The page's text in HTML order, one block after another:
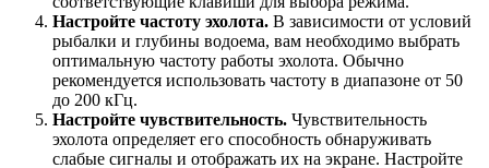
Настройте частоту эхолота. В зависимости от условий
рыбалки и глубины водоема, вам необходимо выбрать
оптимальную частоту работы эхолота. Обычно
рекомендуется использовать частоту в диапазоне от 50
до 200 кГц.
Настройте чувствительность. Чувствительность
эхолота определяет его способность обнаруживать
слабые сигналы и отображать их на экране. Настройте